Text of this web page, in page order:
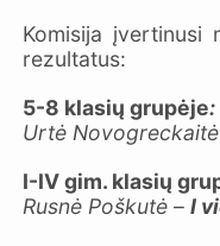
Komisija įvertinusi
rezultatus:
5-8 klasių grupėje:
Urtė Novogreckaitė
I-IV gim. klasių
Rusnė Poškutė –I